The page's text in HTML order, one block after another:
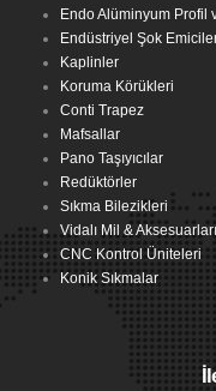
Endo Alüminyum Profil
Endüstriyel Şok
Kaplinler
Koruma Körükleri
Conti Trapez
Mafsallar
Pano Taşıyıcılar
Redüktörler
Sıkma Bilezikleri
Vidalı Mil & Aksesuarları
CNC Kontrol Üniteleri
Konik Sıkmalar